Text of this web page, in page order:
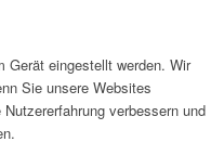
Gerät eingestellt werden. Wir
Sie unsere Websites
verbessern und